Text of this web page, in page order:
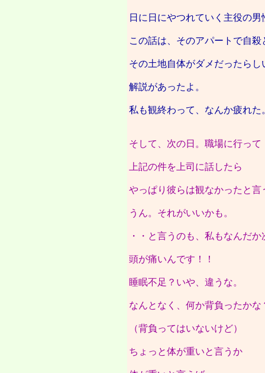
日に日にやつれていく主役の男
この話は、そのアパートで自殺
その土地自体がダメだったらし
解説があったよ。
私も観終わって、なんか疲れた
そして、次の日。職場に行って
上記の件を上司に話したら
やっぱり彼らは観なかったと言
うん。それがいいかも。
・・と言うのも、私もなんだ
頭が痛いんです！！
睡眠不足？いや、違うな。
なんとなく、何か背負ったかな
（背負ってはいないけど）
ちょっと体が重いと言うか